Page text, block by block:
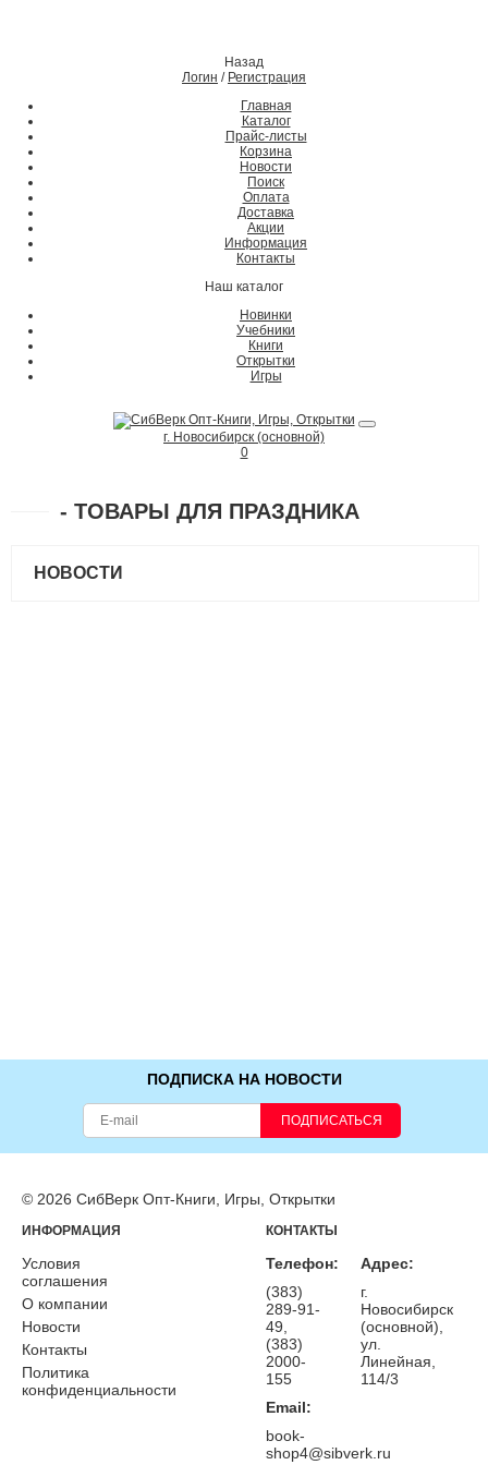
Назад
Логин / Регистрация
Главная
Каталог
Прайс-листы
Корзина
Новости
Поиск
Оплата
Доставка
Акции
Информация
Контакты
Наш каталог
Новинки
Учебники
Книги
Открытки
Игры
г. Новосибирск (основной)
0
- ТОВАРЫ ДЛЯ ПРАЗДНИКА
НОВОСТИ
ПОДПИСКА НА НОВОСТИ
ПОДПИСАТЬСЯ
© 2026 СибВерк Опт-Книги, Игры, Открытки
ИНФОРМАЦИЯ
Условия
соглашения
О компании
Новости
Контакты
Политика
конфиденциальности
КОНТАКТЫ
Телефон:
(383)
289-91-
49,
(383)
2000-
155
Email:
book-
shop4@sibverk.ru
Адрес:
г.
Новосибирск
(основной),
ул.
Линейная,
114/3